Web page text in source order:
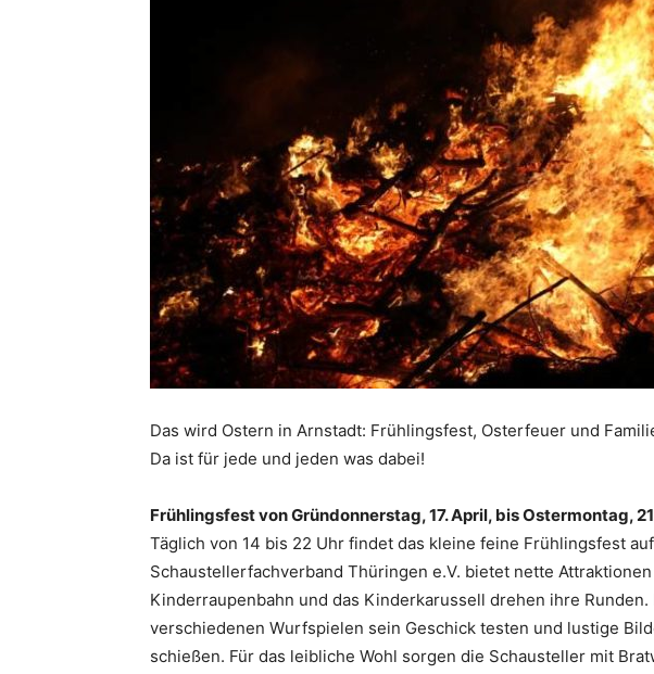
Das wird Ostern in Arnstadt: Frühlingsfest, Osterfeuer und
Da ist für jede und jeden was dabei!
Frühlingsfest von Gründonnerstag, 17. April, bis Ostermontag,
Täglich von 14 bis 22 Uhr findet das kleine feine Frühlingsfest
Schaustellerfachverband Thüringen e.V. bietet nette
Kinderraupenbahn und das Kinderkarussell drehen ihre Runden.
verschiedenen Wurfspielen sein Geschick testen und lustige
schießen. Für das leibliche Wohl sorgen die Schausteller mit